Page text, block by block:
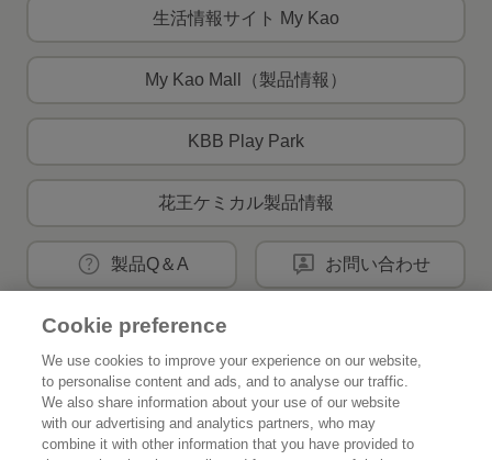
生活情報サイト My Kao
My Kao Mall（製品情報）
KBB Play Park
花王ケミカル製品情報
製品Q＆A お問い合わせ
花王公式SNSアカウント
Cookie preference
We use cookies to improve your experience on our website,
to personalise content and ads, and to analyse our traffic.
We also share information about your use of our website
with our advertising and analytics partners, who may
combine it with other information that you have provided to